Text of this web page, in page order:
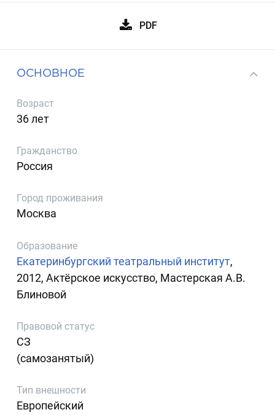
PDF
ОСНОВНОЕ
Возраст
36 лет
Гражданство
Россия
Город проживания
Москва
Образование
Екатеринбургский театральный институт,
2012, Актёрское искусство, Мастерская А.В.
Блиновой
Правовой статус
СЗ
(самозанятый)
Тип внешности
Европейский